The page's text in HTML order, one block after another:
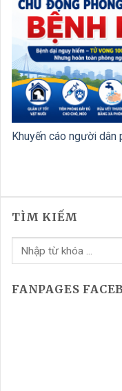
Khuyến cáo người
TÌM KIẾM
FANPAGES